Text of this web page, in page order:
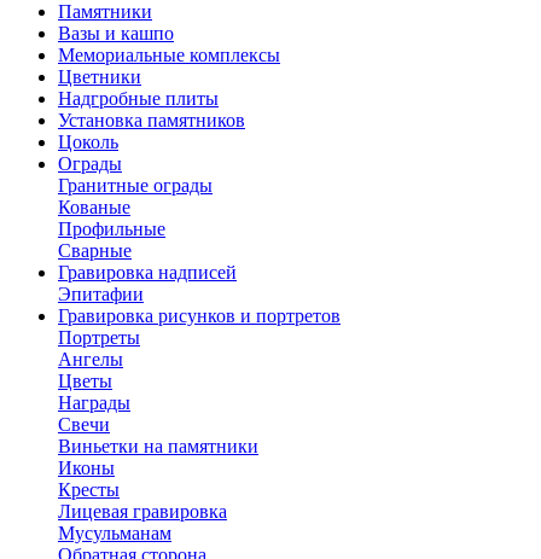
Памятники
Вазы и кашпо
Мемориальные комплексы
Цветники
Надгробные плиты
Установка памятников
Цоколь
Ограды
Гранитные ограды
Кованые
Профильные
Сварные
Гравировка надписей
Эпитафии
Гравировка рисунков и портретов
Портреты
Ангелы
Цветы
Награды
Свечи
Виньетки на памятники
Иконы
Кресты
Лицевая гравировка
Мусульманам
Обратная сторона